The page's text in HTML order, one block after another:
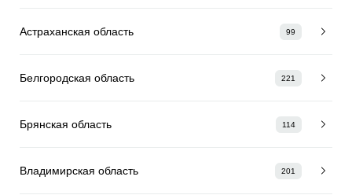
Астраханская область 99
Белгородская область 221
Брянская область 114
Владимирская область 201